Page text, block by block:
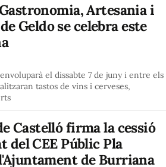
Artesania i
Geldo se celebra este
el dissabte 7 de juny i entre els
tastos de vins i cerveses,
Castelló firma la cessió
CEE Públic Pla
de Burriana